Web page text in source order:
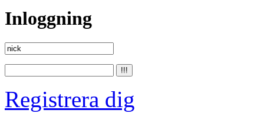
Inloggning
Registrera dig